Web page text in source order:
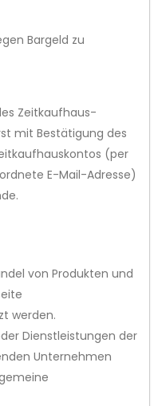
Bargeld zu
Zeitkaufhaus-
mit Bestätigung des
(per
E-Mail-Adresse)
von Produkten und
werden.
Dienstleistungen der
Unternehmen